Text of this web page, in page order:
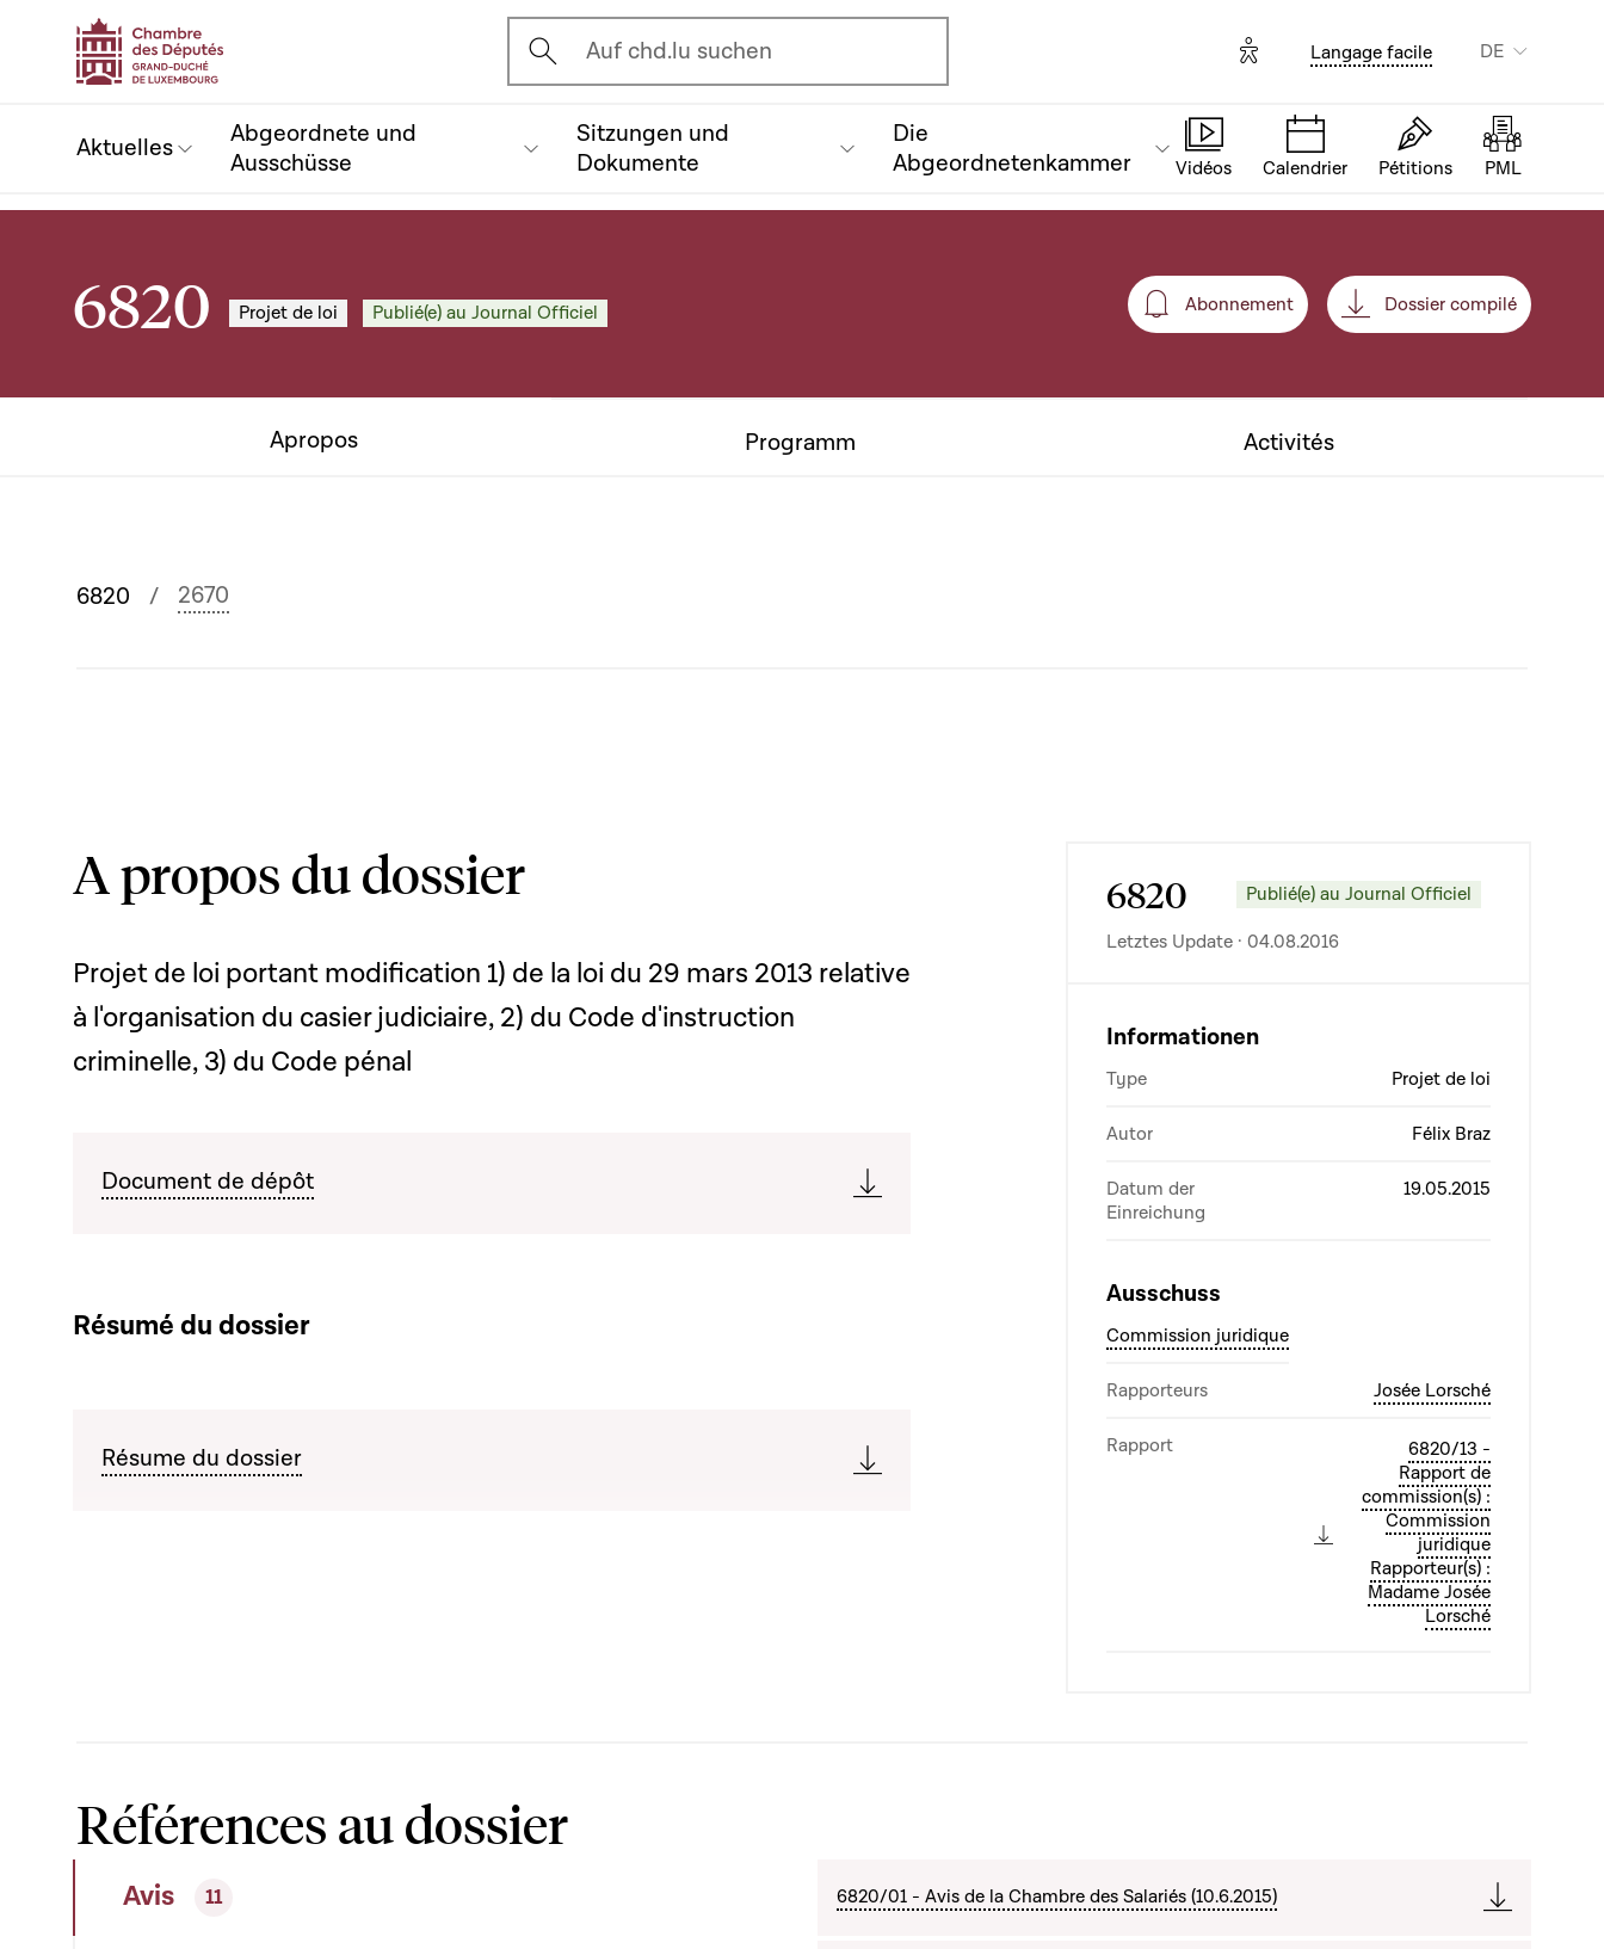
Ouvrir l'écran de recherche
Auf chd.lu suchen Options d'accessibilité
Langage facile DE
Aktuelles
Abgeordnete und
Ausschüsse
Sitzungen und
Dokumente
Die
Abgeordnetenkammer
Vidéos Calendrier Pétitions PML
6820 Projet de loi Publié(e) au Journal Officiel Abonnement
Abonnement Dossier compilé
Apropos Programm Activités
6820 2670
A propos du dossier
Projet de loi portant modification 1) de la loi du 29 mars 2013 relative
à l'organisation du casier judiciaire, 2) du Code d'instruction
criminelle, 3) du Code pénal
Document de dépôt
Résumé du dossier
Résume du dossier
6820 Publié(e) au Journal Officiel
Letztes Update · 04.08.2016
Informationen
Type Projet de loi
Autor Félix Braz
Datum der
Einreichung
19.05.2015
Ausschuss
Commission juridique
Rapporteurs Josée Lorsché
Rapport
6820/13 -
Rapport de
commission(s) :
Commission
juridique
Rapporteur(s) :
Madame Josée
Lorsché
Références au dossier
Avis 11 6820/01 - Avis de la Chambre des Salariés (10.6.2015)